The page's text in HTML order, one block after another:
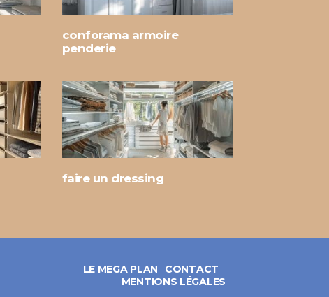
conforama armoire
penderie
faire un dressing
LE MEGA PLAN
CONTACT
MENTIONS LÉGALES